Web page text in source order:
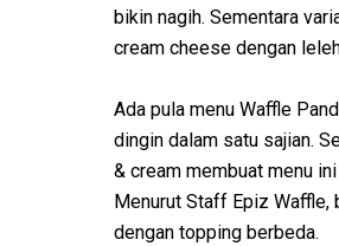
bikin nagih. Sementara
cream cheese dengan
Ada pula menu Waffle
dingin dalam satu sajian.
& cream membuat menu
Menurut Staff Epiz Waffle,
dengan topping berbeda.